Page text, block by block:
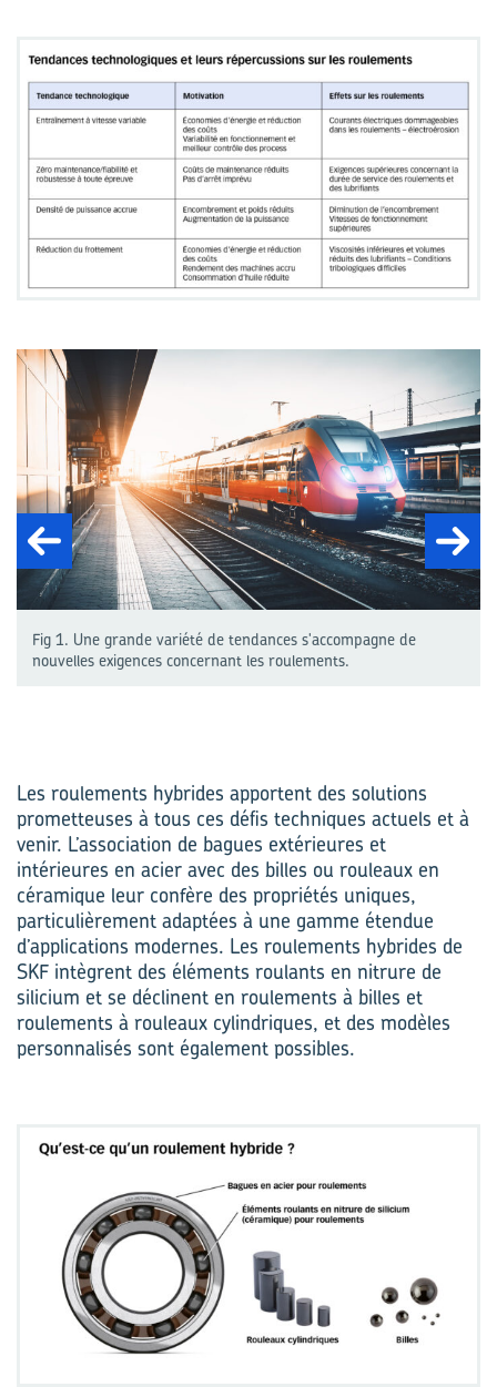
Fig 1. Une grande variété de tendances s'accompagne de
nouvelles exigences concernant les roulements.
Les roulements hybrides apportent des solutions
prometteuses à tous ces défis techniques actuels et à
venir. L’association de bagues extérieures et
intérieures en acier avec des billes ou rouleaux en
céramique leur confère des propriétés uniques,
particulièrement adaptées à une gamme étendue
d’applications modernes. Les roulements hybrides de
SKF intègrent des éléments roulants en nitrure de
silicium et se déclinent en roulements à billes et
roulements à rouleaux cylindriques, et des modèles
personnalisés sont également possibles.